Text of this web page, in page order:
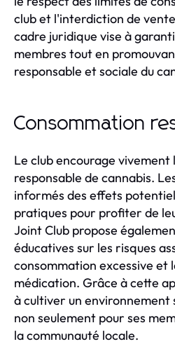
club et l'interdiction de
cadre juridique vise à
membres tout en
responsable et sociale du
Consommation
Le club encourage
responsable de cannabis.
informés des effets
pratiques pour profiter de
Joint Club propose
éducatives sur les risques
consommation excessive et
médication. Grâce à cette
à cultiver un environnement
non seulement pour ses
la communauté locale.